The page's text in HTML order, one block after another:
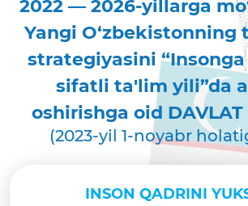
2022 — 2026-yillarga
Yangi O‘zbekistonning
strategiyasini
sifatli ta'lim yili”da
oshirishga oid DAVLAT
(2023-yil 1-noyabr
INSON QADRINI